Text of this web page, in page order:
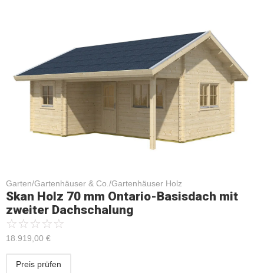
Garten/Gartenhäuser & Co./Gartenhäuser Holz
Skan Holz 70 mm Ontario-Basisdach mit
zweiter Dachschalung
☆☆☆☆☆
18.919,00 €
Preis prüfen